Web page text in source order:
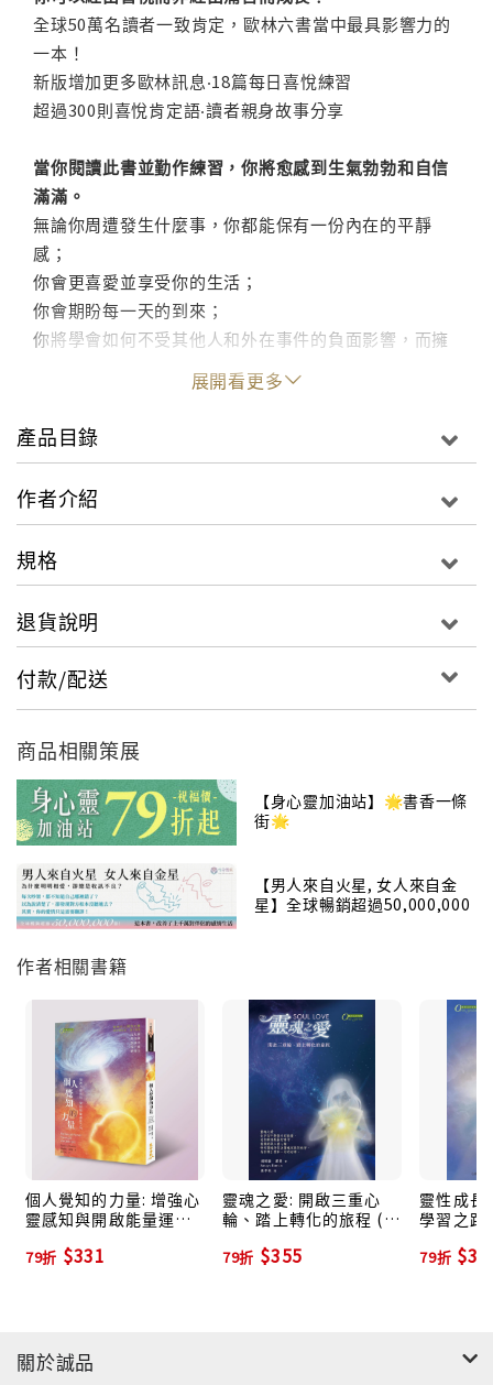
全球50萬名讀者一致肯定，歐林六書當中最具影響力的
一本！
新版增加更多歐林訊息‧18篇每日喜悅練習
超過300則喜悅肯定語‧讀者親身故事分享
當你閱讀此書並勤作練習，你將愈感到生氣勃勃和自信
滿滿。
無論你周遭發生什麼事，你都能保有一份內在的平靜
感；
你會更喜愛並享受你的生活；
你會期盼每一天的到來；
你將學會如何不受其他人和外在事件的負面影響，而擁
你將會吸引更多美好的事情到你生命中來；
你將擁有更為喜悅的生活！
展開看更多
產品目錄
作者介紹
規格
退貨說明
付款/配送
商品相關策展
【身心靈加油站】🌟️書香一條
街🌟️
【男人來自火星, 女人來自金
星】全球暢銷超過50,000,000
作者相關書籍
個人覺知的力量: 增強心
靈感知與開啟能量運作
79折 $331
靈魂之愛: 開啟三重心
輪、踏上轉化的旅程 (第
79折 $355
靈性成長
學習之路
79折
關於誠品